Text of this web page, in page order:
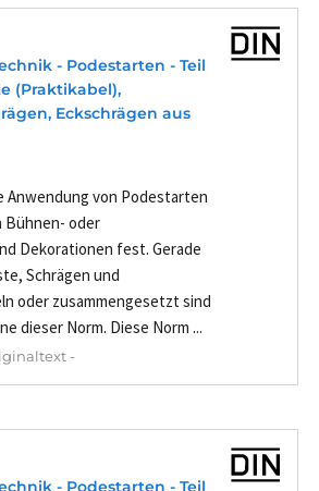
- Podestarten - Teil
(Praktikabel),
Eckschrägen aus
Anwendung von Podestarten
Bühnen- oder
Dekorationen fest. Gerade
Schrägen und
oder zusammengesetzt sind
dieser Norm. Diese Norm ...
-
- Podestarten - Teil